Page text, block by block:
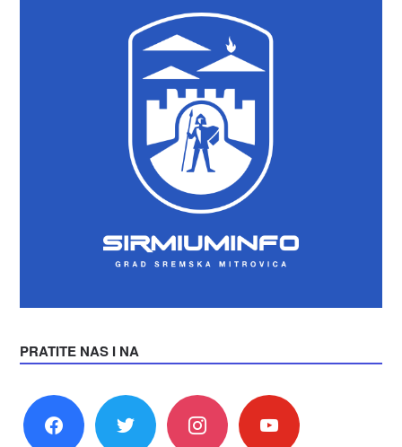
PRATITE NAS I NA
facebook twitter instagram youtube